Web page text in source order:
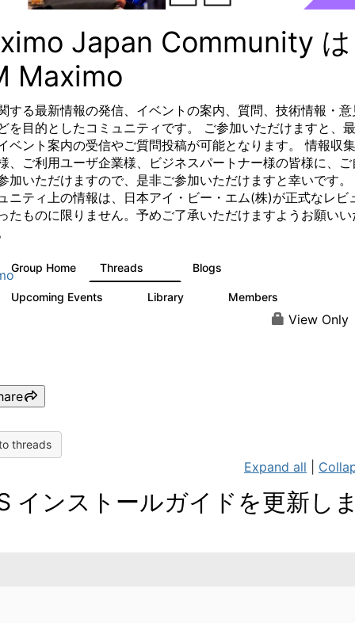
Japan Community は
Maximo
する最新情報の発信、イベントの案内、質問、技術情報・意
を目的としたコミュニティです。 ご参加いただけますと、
ベント案内の受信やご質問投稿が可能となります。 情報収
、ご利用ユーザ企業様、ビジネスパートナー様の皆様に、ご
加いただけますので、是非ご参加いただけますと幸いです
ニティ上の情報は、日本アイ・ビー・エム(株)が正式なレビ
たものに限りません。予めご了承いただけますようお願いい
Group Home Threads Blogs
Upcoming Events Library Members
View Only
threads
Expand all
インストールガイドを更新し